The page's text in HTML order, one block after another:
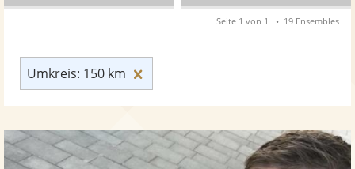
Umkreis: 150 km
Seite 1 von 1 19 Ensembles